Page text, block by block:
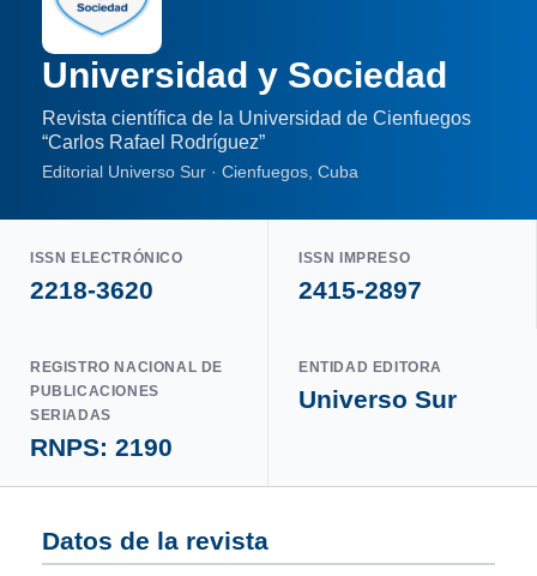
Universidad y Sociedad
Revista científica de la Universidad de Cienfuegos
“Carlos Rafael Rodríguez”
Editorial Universo Sur · Cienfuegos, Cuba
ISSN ELECTRÓNICO
2218-3620
ISSN IMPRESO
2415-2897
REGISTRO NACIONAL DE
PUBLICACIONES
SERIADAS
RNPS: 2190
ENTIDAD EDITORA
Universo Sur
Datos de la revista